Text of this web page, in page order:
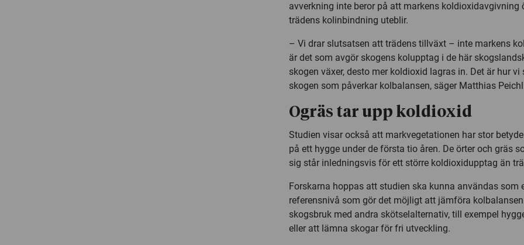
avverkning inte beror på att markens koldioxidavgivning
trädens kolinbindning uteblir.
– Vi drar slutsatsen att trädens tillväxt – inte markens
är det som avgör skogens kolupptag i de här
skogen växer, desto mer koldioxid lagras in. Det är hur vi
skogen som påverkar kolbalansen, säger Matthias
Ogräs tar upp koldioxid
Studien visar också att markvegetationen har stor
på ett hygge under de första tio åren. De örter och gräs
sig står inledningsvis för ett större koldioxidupptag än
Forskarna hoppas att studien ska kunna användas som
referensnivå som gör det möjligt att jämföra
skogsbruk med andra skötselalternativ, till exempel
eller att lämna skogar för fri utveckling.